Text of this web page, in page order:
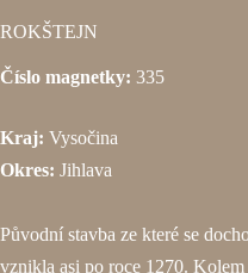
ROKŠTEJN
Číslo magnetky: 335
Kraj: Vysočina
Okres: Jihlava
Původní stavba ze které se
vznikla asi po roce 1270.